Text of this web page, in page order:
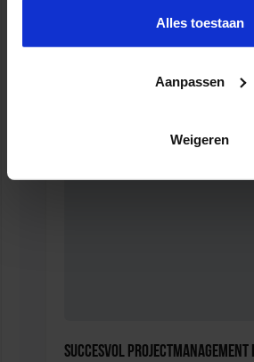
Alles toestaan
Aanpassen
Weigeren
Succesvol Projectmanagement